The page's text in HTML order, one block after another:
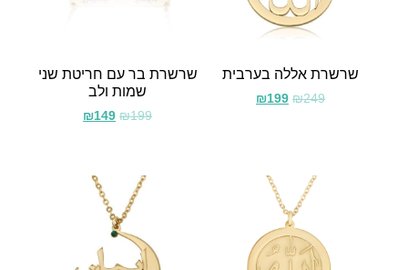
שרשרת אללה בערבית
₪249
₪199
שרשרת בר עם חריטת שני
שמות ולב
₪199
₪149